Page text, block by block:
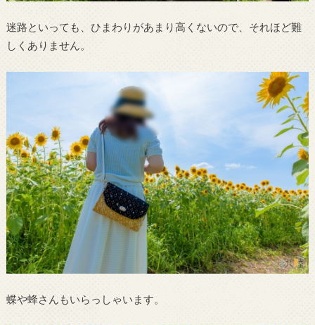
迷路といっても、ひまわりがあまり高くないので、それほど難
しくありません。
蝶や蜂さんもいらっしゃいます。